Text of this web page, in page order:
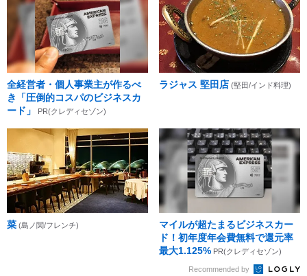
全経営者・個人事業主が作るべ
き「圧倒的コスパのビジネスカ
ード」
PR(クレディセゾン)
ラジャス 堅田店 (堅田/インド料理)
菜 (島ノ関/フレンチ)
マイルが超たまるビジネスカー
ド！初年度年会費無料で還元率
最大1.125% PR(クレディセゾン)
Recommended by